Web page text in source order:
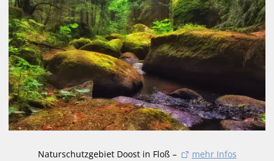
Naturschutzgebiet Doost in Floß – mehr Infos